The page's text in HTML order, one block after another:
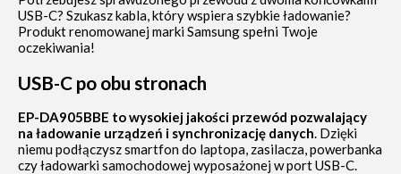
USB-C? Szukasz kabla, który wspiera szybkie ładowanie?
Produkt renomowanej marki Samsung spełni Twoje
oczekiwania!
USB-C po obu stronach
EP-DA905BBE to wysokiej jakości przewód pozwalający
na ładowanie urządzeń i synchronizację danych. Dzięki
niemu podłączysz smartfon do laptopa, zasilacza, powerbanka
czy ładowarki samochodowej wyposażonej w port USB-C.